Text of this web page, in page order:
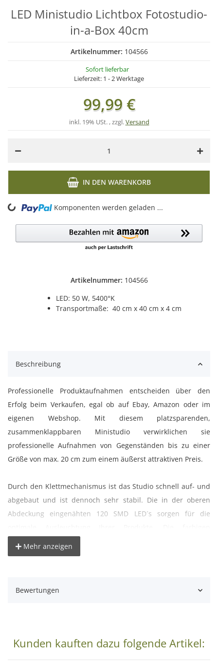
Artikelnummer: 104566
LED: 50 W, 5400°K
Transportmaße: 40 cm x 40 cm x 4 cm
LED Ministudio Lichtbox Fotostudio-
in-a-Box 40cm
Artikelnummer: 104566
Sofort lieferbar
Lieferzeit: 1 - 2 Werktage
99,99 €
inkl. 19% USt. , zzgl.Versand
IN DEN WARENKORB
Komponenten werden geladen ...
Beschreibung
Professionelle Produktaufnahmen entscheiden über den
Erfolg beim Verkaufen, egal ob auf Ebay, Amazon oder im
eigenen Webshop. Mit diesem platzsparenden,
zusammenklappbaren Ministudio verwirklichen sie
professionelle Aufnahmen von Gegenständen bis zu einer
Größe von max. 20 cm zum einem äußerst attraktiven Preis.
Durch den Klettmechanismus ist das Studio schnell auf- und
abgebaut und ist dennoch sehr stabil. Die in der oberen
Abdeckung eingenähten 120 SMD LED´s sorgen für die
Aufnahmen. Für unterschiedliche Aufnahmewinkel ist sowohl
Mehr anzeigen
Bewertungen
Kunden kauften dazu folgende Artikel: